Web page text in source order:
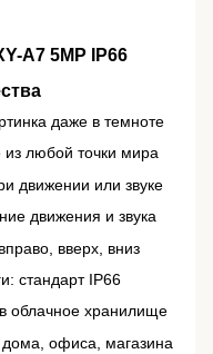
A7 5MP IP66
даже в темноте
любой точки мира
движении или звуке
движения и звука
вверх, вниз
стандарт IP66
облачное хранилище
офиса, магазина